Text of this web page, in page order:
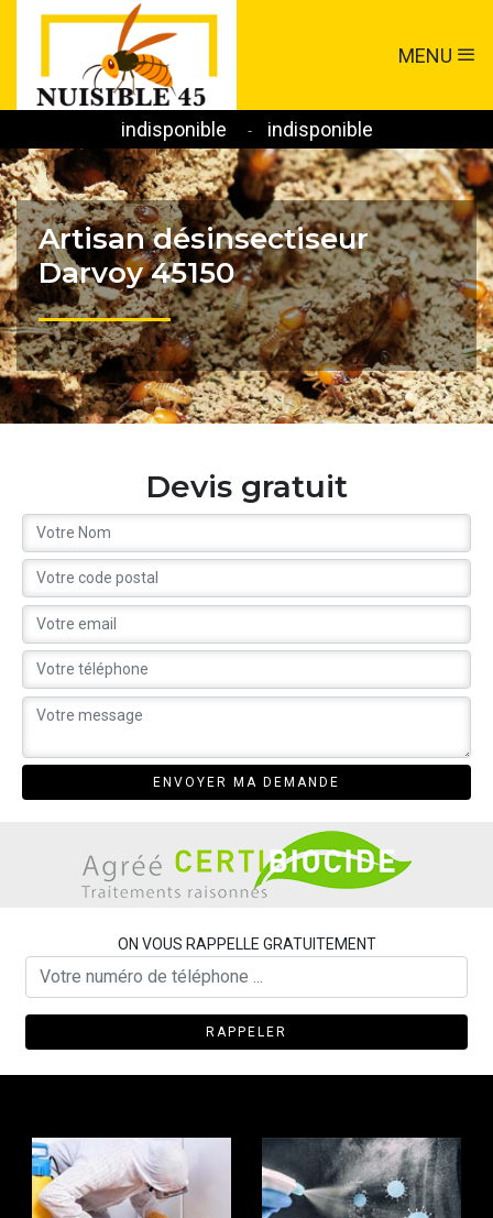
MENU
indisponible - indisponible
Artisan désinsectiseur
Darvoy 45150
Devis gratuit
ON VOUS RAPPELLE GRATUITEMENT